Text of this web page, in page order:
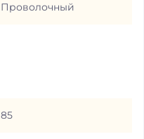
Проволочный
85